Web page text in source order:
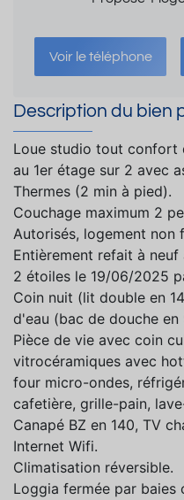
Voir le téléphone
Description du bien
Loue studio tout confort
au 1er étage sur 2 avec
Thermes (2 min à pied).
Couchage maximum 2
Autorisés, logement non
Entièrement refait à
2 étoiles le 19/06/2025
Coin nuit (lit double en
d'eau (bac de douche
Pièce de vie avec coin
vitrocéramiques avec
four micro-ondes,
cafetière, grille-pain,
Canapé BZ en 140, TV
Internet Wifi.
Climatisation réversible.
Loggia fermée par baies